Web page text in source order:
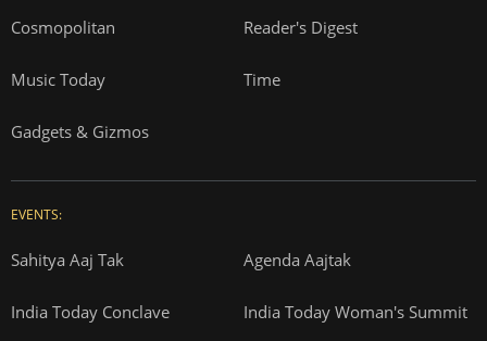
Cosmopolitan Reader's Digest
Music Today Time
Gadgets & Gizmos
EVENTS:
Sahitya Aaj Tak Agenda Aajtak
India Today Conclave India Today Woman's Summit